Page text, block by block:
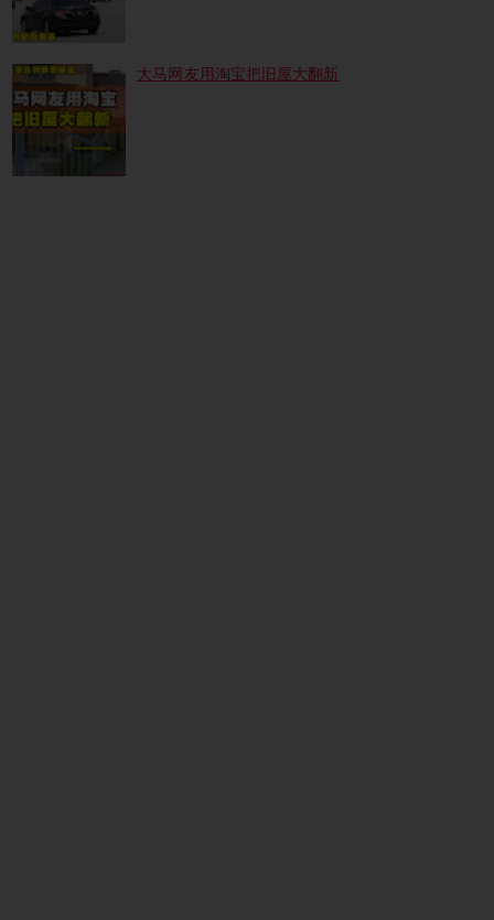
大马网友用淘宝把旧屋大翻新